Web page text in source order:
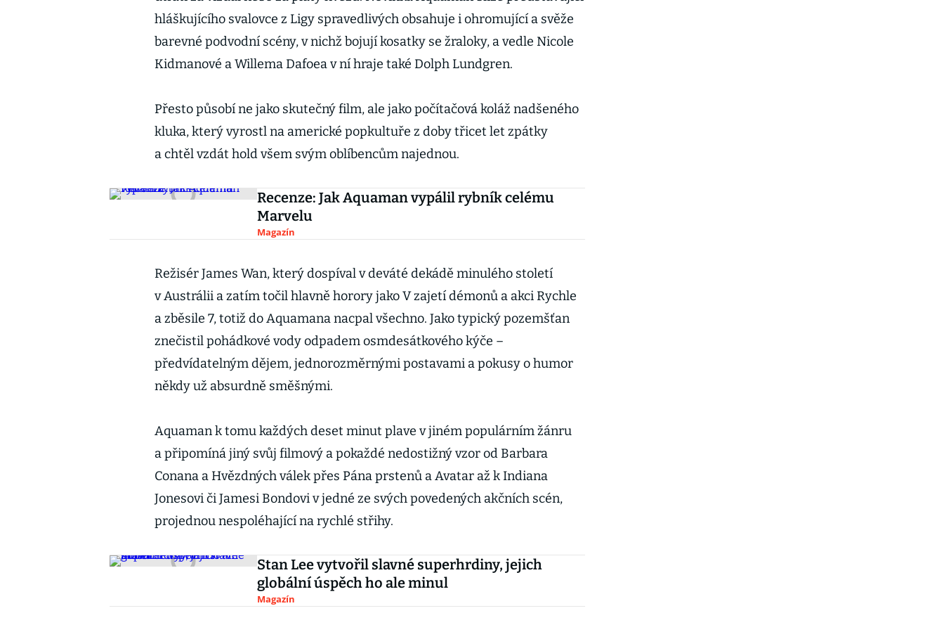
hláškujícího svalovce z Ligy spravedlivých obsahuje i ohromující a svěže
barevné podvodní scény, v nichž bojují kosatky se žraloky, a vedle Nicole
Kidmanové a Willema Dafoea v ní hraje také Dolph Lundgren.
Přesto působí ne jako skutečný film, ale jako počítačová koláž nadšeného
kluka, který vyrostl na americké popkultuře z doby třicet let zpátky
a chtěl vzdát hold všem svým oblíbencům najednou.
Recenze: Jak Aquaman vypálil rybník celému
Marvelu
Magazín
Režisér James Wan, který dospíval v deváté dekádě minulého století
v Austrálii a zatím točil hlavně horory jako V zajetí démonů a akci Rychle
a zběsile 7, totiž do Aquamana nacpal všechno. Jako typický pozemšťan
znečistil pohádkové vody odpadem osmdesátkového kýče –
předvídatelným dějem, jednorozměrnými postavami a pokusy o humor
někdy už absurdně směšnými.
Aquaman k tomu každých deset minut plave v jiném populárním žánru
a připomíná jiný svůj filmový a pokaždé nedostižný vzor od Barbara
Conana a Hvězdných válek přes Pána prstenů a Avatar až k Indiana
Jonesovi či Jamesi Bondovi v jedné ze svých povedených akčních scén,
projednou nespoléhající na rychlé střihy.
Stan Lee vytvořil slavné superhrdiny, jejich
globální úspěch ho ale minul
Magazín